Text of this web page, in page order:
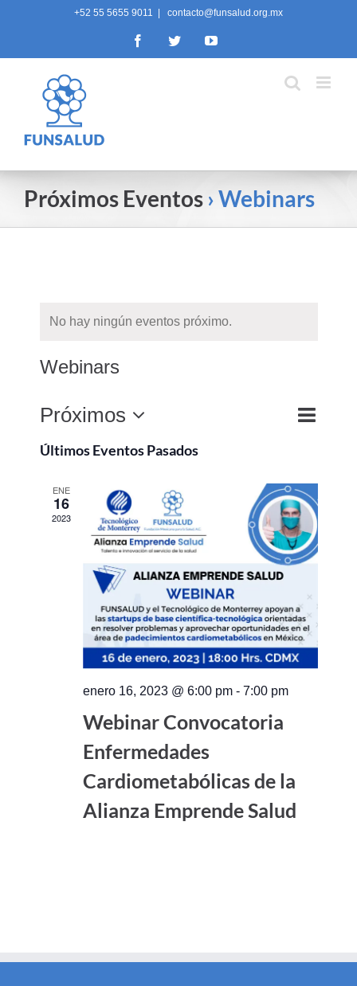
+52 55 5655 9011 contacto@funsalud.org.mx
FacebookTwitterYouTube
Próximos Eventos › Webinars
No hay ningún eventos próximo.
Webinars
de
vistas
de
Eventos
Buscar
Evento
Lista
Próximos
Seleccionar
Últimos Eventos Pasados
ENE
16
2023
enero 16, 2023 @ 6:00 pm- 7:00 pm
Webinar Convocatoria
Enfermedades
Cardiometabólicas de la
Alianza Emprende Salud